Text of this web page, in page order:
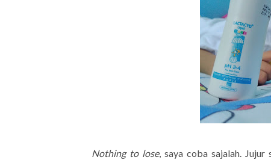
Nothing to lose, saya coba sajalah.